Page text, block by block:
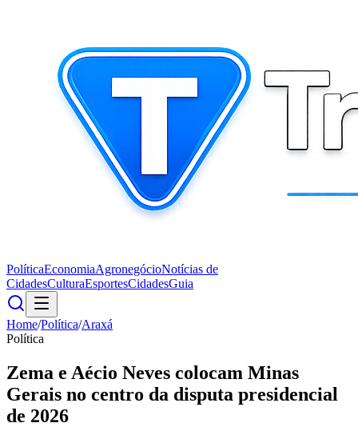
PolíticaEconomiaAgronegócioNotícias de
CidadesCulturaEsportesCidadesGuia
Home/Política/Araxá
Política
Zema e Aécio Neves colocam Minas
Gerais no centro da disputa presidencial
de 2026